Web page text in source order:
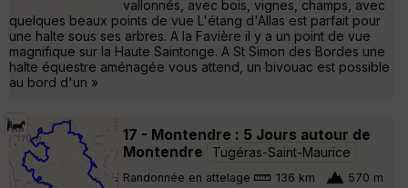
vallonnés, avec bois, vignes, champs, avec
quelques beaux points de vue L'étang d'Allas est parfait pour
une halte sous ses arbres. A la Favière il y a un point de vue
magnifique sur la Haute Saintonge. A St Simon des Bordes une
halte équestre aménagée vous attend, un bivouac est possible
au bord d'un »
17 - Montendre : 5 Jours autour de
Montendre
Tugéras-Saint-Maurice
Randonnée en attelage 136 km 570 m